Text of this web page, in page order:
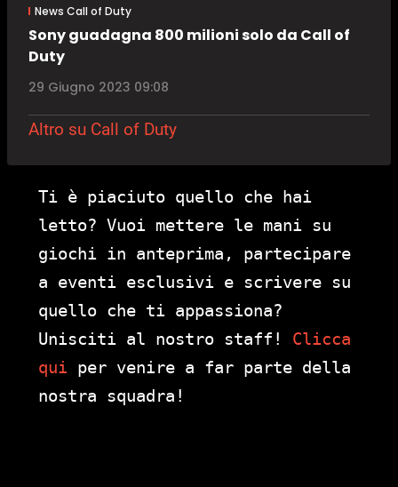
News Call of Duty
Sony guadagna 800 milioni solo da Call of
Duty
29 Giugno 2023 09:08
Altro su Call of Duty
Ti è piaciuto quello che hai
letto? Vuoi mettere le mani su
giochi in anteprima, partecipare
a eventi esclusivi e scrivere su
quello che ti appassiona?
Unisciti al nostro staff! Clicca
qui per venire a far parte della
nostra squadra!